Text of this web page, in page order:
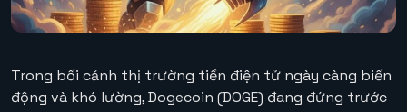
Trong bối cảnh thị trường tiền điện tử ngày càng biến
động và khó lường, Dogecoin (DOGE) đang đứng trước